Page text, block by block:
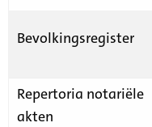
Bevolkingsregister
Repertoria notariële
akten